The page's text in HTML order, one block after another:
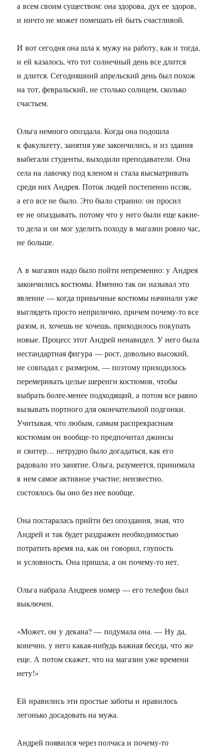
а всем своим существом: она здорова, дух ее здоров,
и ничто не может помешать ей быть счастливой.
И вот сегодня она шла к мужу на работу, как и тогда,
и ей казалось, что тот солнечный день все длится
и длится. Сегодняшний апрельский день был похож
на тот, февральский, не столько солнцем, сколько
счастьем.
Ольга немного опоздала. Когда она подошла
к факультету, занятия уже закончились, и из здания
выбегали студенты, выходили преподаватели. Она
села на лавочку под кленом и стала высматривать
среди них Андрея. Поток людей постепенно иссяк,
а его все не было. Это было странно: он просил
ее не опаздывать, потому что у него были еще какие-
то дела и он мог уделить походу в магазин ровно час,
не больше.
А в магазин надо было пойти непременно: у Андрея
закончились костюмы. Именно так он называл это
явление — когда привычные костюмы начинали уже
выглядеть просто неприлично, причем почему-то все
разом, и, хочешь не хочешь, приходилось покупать
новые. Процесс этот Андрей ненавидел. У него была
нестандартная фигура — рост, довольно высокий,
не совпадал с размером, — поэтому приходилось
перемеривать целые шеренги костюмов, чтобы
выбрать более-менее подходящий, а потом все равно
вызывать портного для окончательной подгонки.
Учитывая, что любым, самым распрекрасным
костюмам он вообще-то предпочитал джинсы
и свитер… нетрудно было догадаться, как его
радовало это занятие. Ольга, разумеется, принимала
в нем самое активное участие; неизвестно,
состоялось бы оно без нее вообще.
Она постаралась прийти без опоздания, зная, что
Андрей и так будет раздражен необходимостью
потратить время на, как он говорил, глупость
и условность. Она пришла, а он почему-то нет.
Ольга набрала Андреев номер — его телефон был
выключен.
«Может, он у декана? — подумала она. — Ну да,
конечно, у него какая-нибудь важная беседа, что же
еще. А потом скажет, что на магазин уже времени
нету!»
Ей нравились эти простые заботы и нравилось
легонько досадовать на мужа.
Андрей появился через полчаса и почему-то